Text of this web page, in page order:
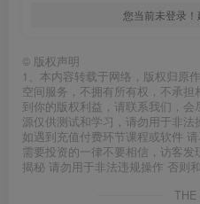
您当前未登录
© 版权声明
1、本内容转载于网络，版权归原
空间服务，不拥有所有权，不承
到你的版权利益，请联系我们，
源仅供测试和学习，请勿用于非法
如遇到充值付费环节课程或软件
需要投资的一律不要相信，访客
揭秘 请勿用于非法违规操作 否则
THE